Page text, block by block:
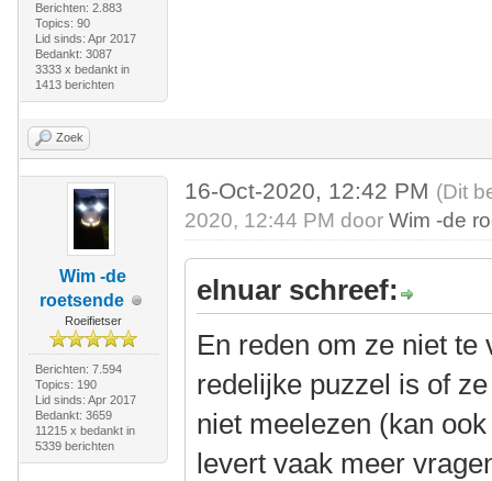
Berichten: 2.883
Topics: 90
Lid sinds: Apr 2017
Bedankt: 3087
3333 x bedankt in
1413 berichten
Zoek
Wim -de
roetsende
Roeifietser
Berichten: 7.594
Topics: 190
Lid sinds: Apr 2017
Bedankt: 3659
11215 x bedankt in
5339 berichten
16-Oct-2020, 12:42 PM (Dit
2020, 12:44 PM doorWim -de
elnuar schreef:
En reden om ze niet
redelijke puzzel is of
niet meelezen (kan
levert vaak meer